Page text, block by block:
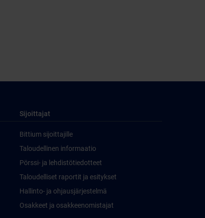
Sijoittajat
Bittium sijoittajille
Taloudellinen informaatio
Pörssi- ja lehdistötiedotteet
Taloudelliset raportit ja esitykset
Hallinto- ja ohjausjärjestelmä
Osakkeet ja osakkeenomistajat